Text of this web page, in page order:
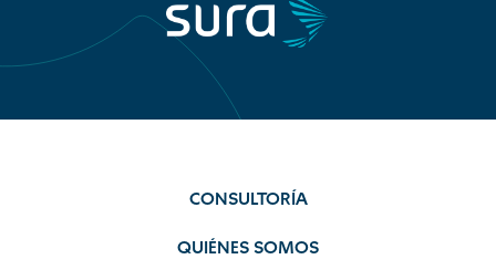
CONSULTORÍA
QUIÉNES SOMOS